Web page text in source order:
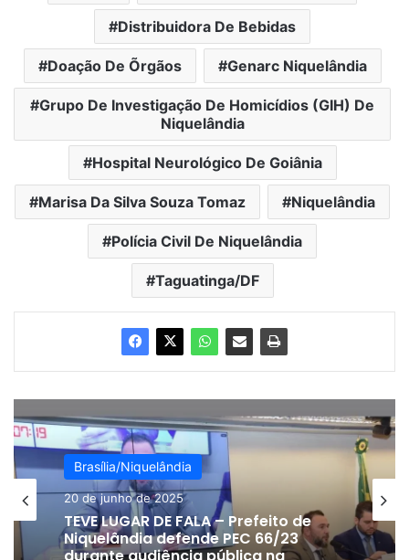
Distribuidora De Bebidas
Doação De Õrgãos Genarc Niquelândia
Grupo De Investigação De Homicídios (GIH) De
Niquelândia
Hospital Neurológico De Goiânia
Marisa Da Silva Souza Tomaz Niquelândia
Polícia Civil De Niquelândia
Taguatinga/DF
Brasília/Niquelândia
20 de junho de 2025
Brasília/Niquelândia
14 de maio de 2024